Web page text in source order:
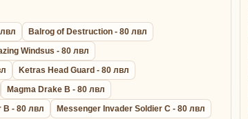
Balrog of Destruction - 80 лвл
Windsus - 80 лвл
Ketras Head Guard - 80 лвл
Magma Drake B - 80 лвл
B - 80 лвл
Messenger Invader Soldier C - 80 лвл